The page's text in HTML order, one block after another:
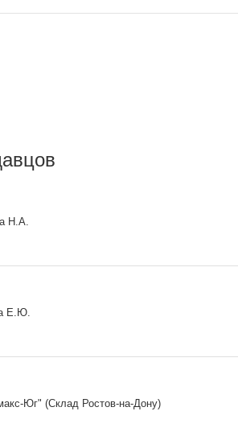
Н.А.
Е.Ю.
Юг" (Склад Ростов-на-Дону)